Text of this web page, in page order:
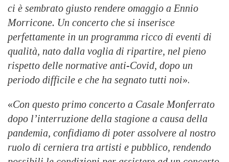
ci è sembrato giusto rendere omaggio a Ennio
Morricone. Un concerto che si inserisce
perfettamente in un programma ricco di eventi di
qualità, nato dalla voglia di ripartire, nel pieno
rispetto delle normative anti-Covid, dopo un
periodo difficile e che ha segnato tutti noi».
«Con questo primo concerto a Casale Monferrato
dopo l’interruzione della stagione a causa della
pandemia, confidiamo di poter assolvere al nostro
ruolo di cerniera tra artisti e pubblico, rendendo